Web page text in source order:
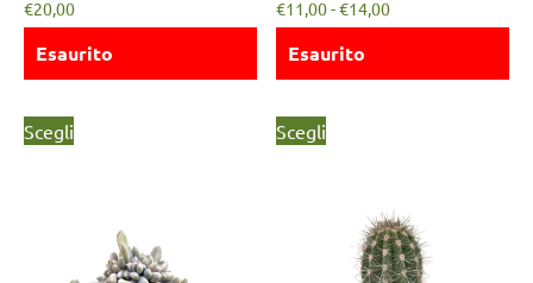
€20,00
Esaurito
Scegli
€11,00-€14,00
Esaurito
Scegli